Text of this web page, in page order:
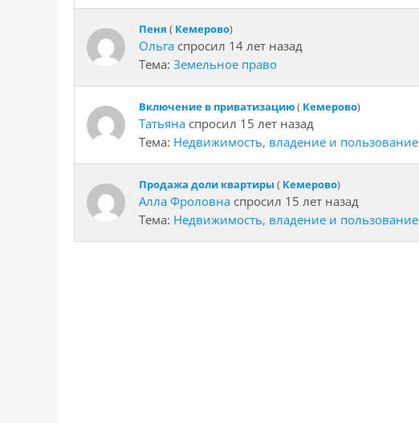
Пеня ( Кемерово)
Ольга спросил 14 лет назад
Тема: Земельное право
Включение в приватизацию( Кемерово)
Татьяна спросил 15 лет назад
Тема: Недвижимость, владение и пользование
Продажа доли квартиры ( Кемерово)
Алла Фроловна спросил 15 лет назад
Тема: Недвижимость, владение и пользование